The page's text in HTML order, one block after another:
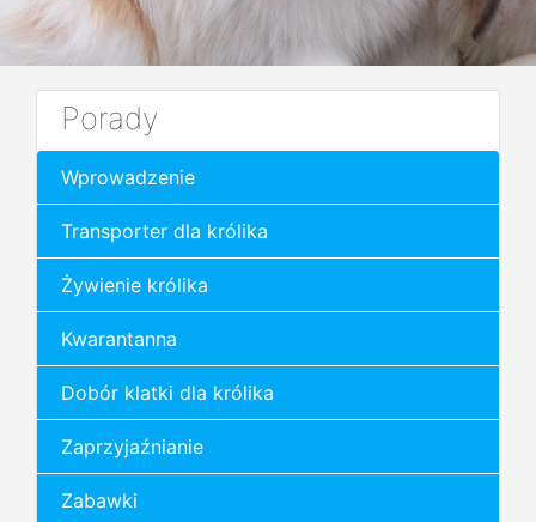
Porady
Wprowadzenie
Transporter dla królika
Żywienie królika
Kwarantanna
Dobór klatki dla królika
Zaprzyjaźnianie
Zabawki